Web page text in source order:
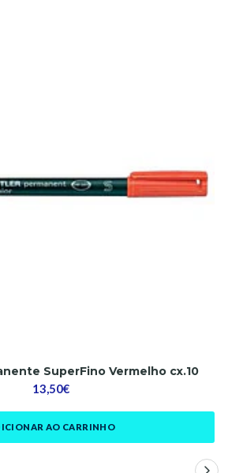
SuperFino Vermelho cx.10
13,50€
AO CARRINHO